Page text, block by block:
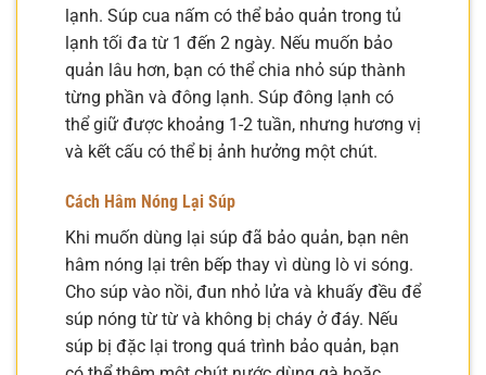
lạnh. Súp cua nấm có thể bảo quản trong tủ
lạnh tối đa từ 1 đến 2 ngày. Nếu muốn bảo
quản lâu hơn, bạn có thể chia nhỏ súp thành
từng phần và đông lạnh. Súp đông lạnh có
thể giữ được khoảng 1-2 tuần, nhưng hương vị
và kết cấu có thể bị ảnh hưởng một chút.
Cách Hâm Nóng Lại Súp
Khi muốn dùng lại súp đã bảo quản, bạn nên
hâm nóng lại trên bếp thay vì dùng lò vi sóng.
Cho súp vào nồi, đun nhỏ lửa và khuấy đều để
súp nóng từ từ và không bị cháy ở đáy. Nếu
súp bị đặc lại trong quá trình bảo quản, bạn